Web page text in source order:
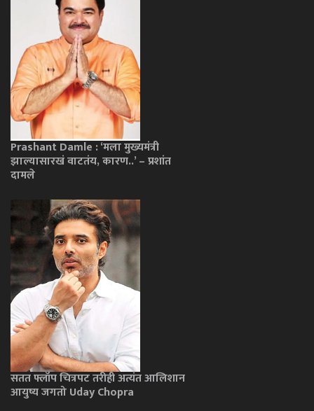
Prashant Damle : ‘मला मुख्यमंत्री
झाल्यासारखं वाटतंय, कारण..’ – प्रशांत
दामले
सतत फ्लॉप चित्रपट तरीही अत्यंत आलिशान
आयुष्य जगतो Uday Chopra